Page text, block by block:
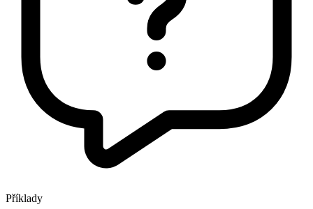
Příklady